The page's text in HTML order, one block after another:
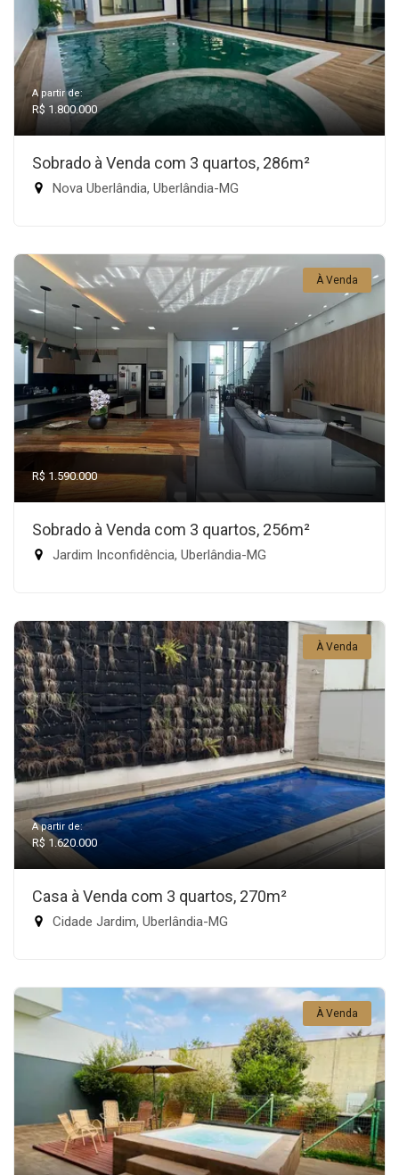
A partir de:
R$ 1.800.000
Sobrado à Venda com 3 quartos, 286m²
Nova Uberlândia, Uberlândia-MG
À Venda
R$ 1.590.000
Sobrado à Venda com 3 quartos, 256m²
Jardim Inconfidência, Uberlândia-MG
À Venda
A partir de:
R$ 1.620.000
Casa à Venda com 3 quartos, 270m²
Cidade Jardim, Uberlândia-MG
À Venda